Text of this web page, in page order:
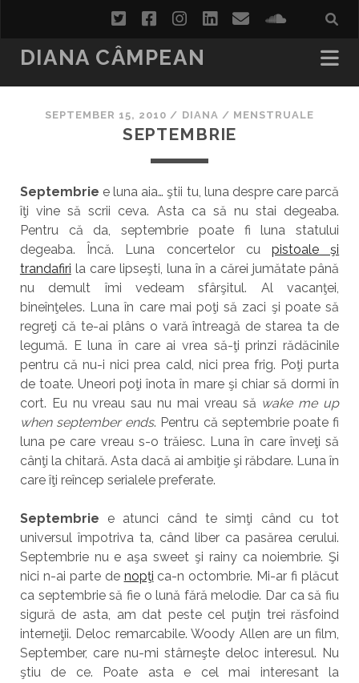
twitterfacebookinstagram
linkedin
email
DIANA CÂMPEAN
SEPTEMBER 15, 2010 / DIANA / MENSTRUALE
SEPTEMBRIE
Septembrie e luna aia… ştii tu, luna despre care parcă
îţi vine să scrii ceva. Asta ca să nu stai degeaba.
Pentru că da, septembrie poate fi luna statului
degeaba. Încă. Luna concertelor cu pistoale şi
trandafiri la care lipseşti, luna în a cărei jumătate până
nu demult îmi vedeam sfârşitul. Al vacanţei,
bineînţeles. Luna în care mai poţi să zaci şi poate să
regreţi că te-ai plâns o vară întreagă de starea ta de
legumă. E luna în care ai vrea să-ţi prinzi rădăcinile
pentru că nu-i nici prea cald, nici prea frig. Poţi purta
de toate. Uneori poţi înota în mare şi chiar să dormi în
cort. Eu nu vreau sau nu mai vreau să wake me up
when september ends. Pentru că septembrie poate fi
luna pe care vreau s-o trăiesc. Luna în care înveţi să
cânţi la chitară. Asta dacă ai ambiţie şi răbdare. Luna în
care îţi reîncep serialele preferate.
Septembrie e atunci când te simţi când cu tot
universul împotriva ta, când liber ca pasărea cerului.
Septembrie nu e aşa sweet şi rainy ca noiembrie. Şi
nici n-ai parte de nopţi ca-n octombrie. Mi-ar fi plăcut
ca septembrie să fie o lună fără melodie. Dar ca să fiu
sigură de asta, am dat peste cel puţin trei răsfoind
interneţii. Deloc remarcabile. Woody Allen are un film,
September, care nu-mi stârneşte deloc interesul. Nu
ştiu de ce. Poate asta e cel mai interesant la